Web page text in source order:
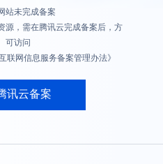
站未完成备案
源，需在腾讯云完成备案后，方
可访问
联网信息服务备案管理办法》
讯云备案